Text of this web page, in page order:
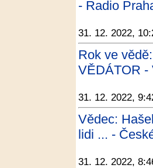
- Radio
31. 12. 2022,
Rok ve
VĚDÁTOR -
31. 12. 2022,
Vědec:
lidi ... -
31. 12. 2022,